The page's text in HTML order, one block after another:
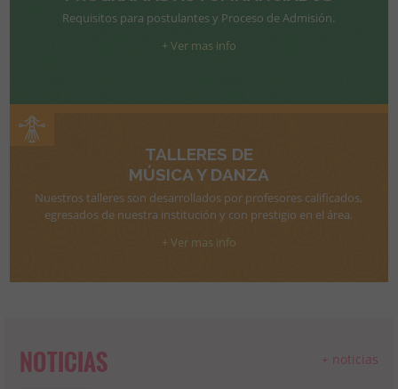
Requisitos para postulantes y Proceso de Admisión.
+ Ver mas info
TALLERES DE
MÚSICA Y DANZA
Nuestros talleres son desarrollados por profesores calificados,
egresados de nuestra institución y con prestigio en el área.
+ Ver mas info
NOTICIAS